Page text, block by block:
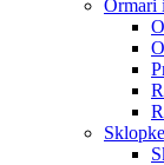
Ormari